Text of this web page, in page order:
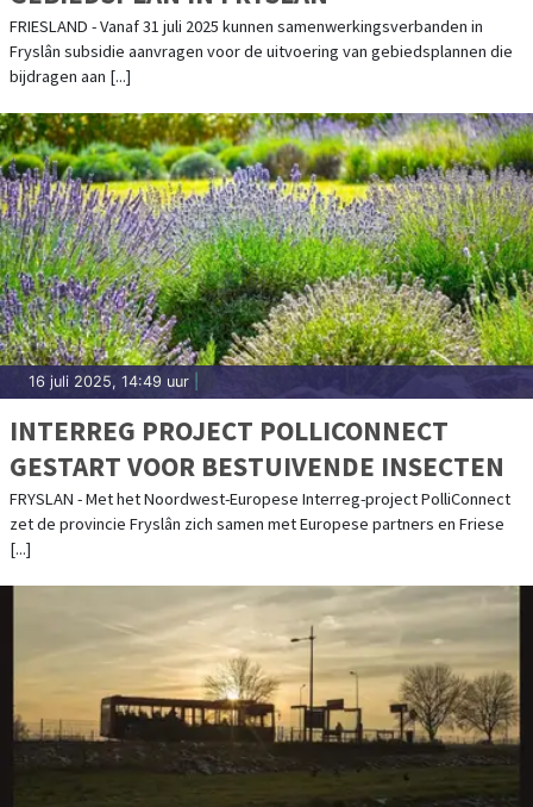
FRIESLAND - Vanaf 31 juli 2025 kunnen samenwerkingsverbanden in
Fryslân subsidie aanvragen voor de uitvoering van gebiedsplannen die
bijdragen aan [...]
16 juli 2025, 14:49 uur
INTERREG PROJECT POLLICONNECT
GESTART VOOR BESTUIVENDE INSECTEN
FRYSLAN - Met het Noordwest-Europese Interreg-project PolliConnect
zet de provincie Fryslân zich samen met Europese partners en Friese
[...]